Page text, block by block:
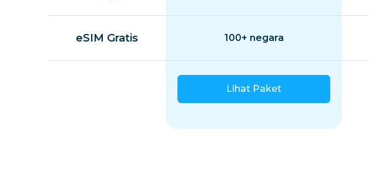
eSIM Gratis 100+ negara
Lihat Paket